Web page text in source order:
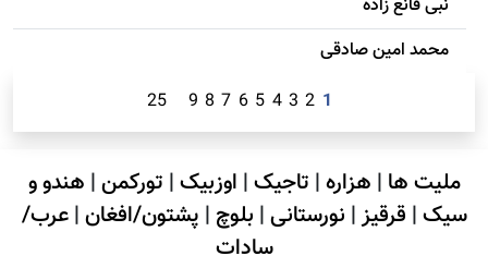
نبی قانع زاده
محمد امين صادقی
1
2
3
4
5
6
7
8
9
25
ملیت ها | هزاره| تاجیک| اوزبیک| تورکمن| هندو و
سیک| قرقیز| نورستانی| بلوچ | پشتون/افغان|عرب/
سادات